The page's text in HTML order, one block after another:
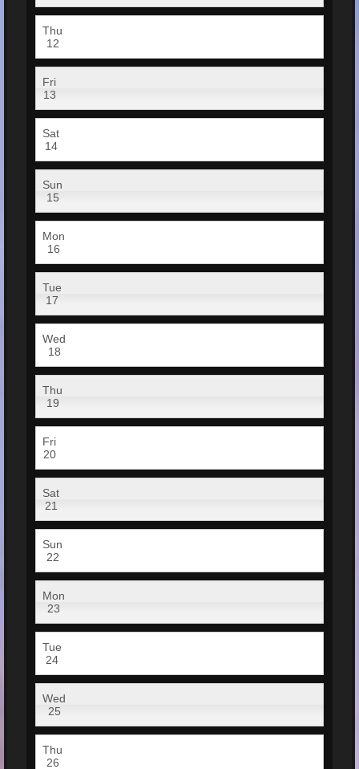
Thu
12
Fri
13
Sat
14
Sun
15
Mon
16
Tue
17
Wed
18
Thu
19
Fri
20
Sat
21
Sun
22
Mon
23
Tue
24
Wed
25
Thu
26